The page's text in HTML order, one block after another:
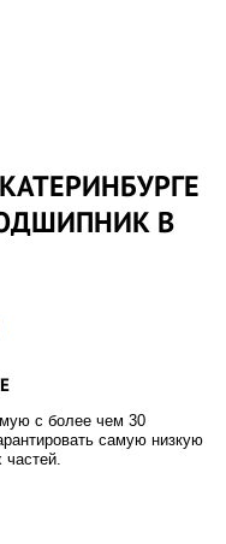
В
с более чем 30
самую низкую
частей.